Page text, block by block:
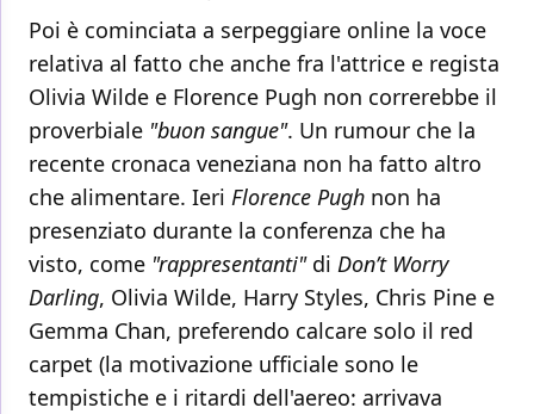
Poi è cominciata a serpeggiare online la voce
relativa al fatto che anche fra l'attrice e regista
Olivia Wilde e Florence Pugh non correrebbe il
proverbiale "buon sangue". Un rumour che la
recente cronaca veneziana non ha fatto altro
che alimentare. Ieri Florence Pugh non ha
presenziato durante la conferenza che ha
visto, come "rappresentanti"di Don’t Worry
Darling, Olivia Wilde, Harry Styles, Chris Pine e
Gemma Chan, preferendo calcare solo il red
carpet (la motivazione ufficiale sono le
tempistiche e i ritardi dell'aereo: arrivava